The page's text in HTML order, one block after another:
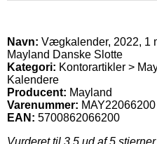
Navn: Vægkalender, 2022, 1
Mayland Danske Slotte
Kategori: Kontorartikler >
Kalendere
Producent: Mayland
Varenummer: MAY22066200
EAN: 5700862066200
Vurderet til 3.5 ud af 5